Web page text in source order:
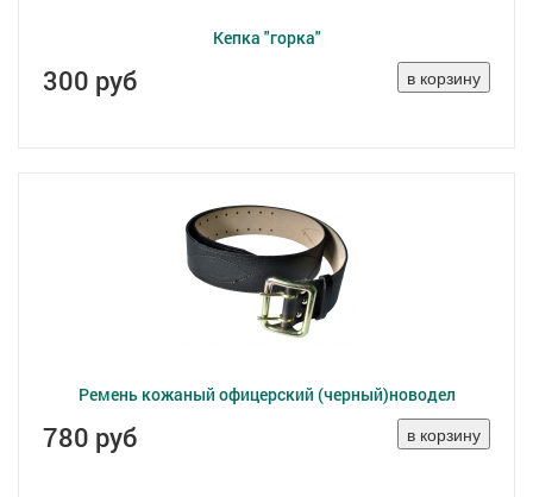
Кепка "горка"
300 руб
Ремень кожаный офицерский (черный)новодел
780 руб